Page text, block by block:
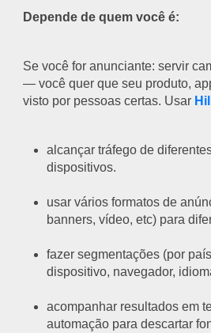
Depende de quem você é:
Se você for anunciante: servir
— você quer que seu produto,
visto por pessoas certas. Usar
alcançar tráfego de
dispositivos.
usar vários formatos de
banners, vídeo, etc) para
fazer segmentações (por
dispositivo, navegador,
acompanhar resultados em
automação para descartar